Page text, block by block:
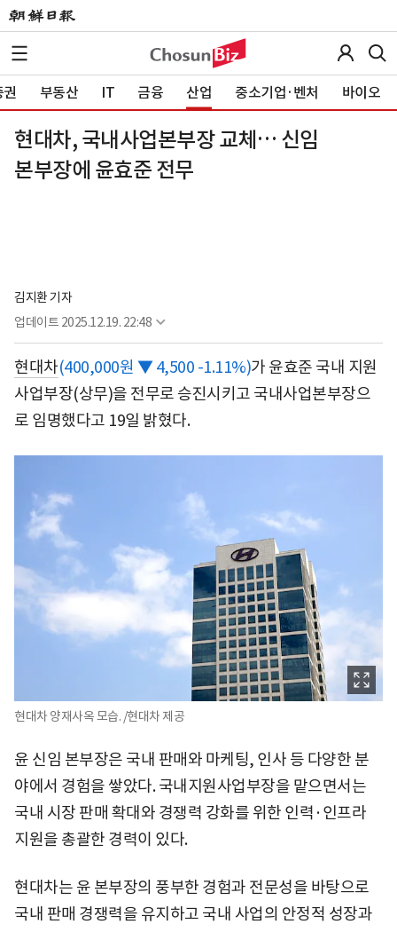
부동산 IT 금융 산업 중소기업·벤처 바이오
현대차, 국내사업본부장 교체… 신임
본부장에 윤효준 전무
김지환 기자
업데이트 2025.12.19. 22:48
현대차(400,000원 ▼ 4,500 -1.11%)가 윤효준 국내 지원
사업부장(상무)을 전무로 승진시키고 국내사업본부장으
로 임명했다고 19일 밝혔다.
현대차 양재사옥 모습. /현대차 제공
윤 신임 본부장은 국내 판매와 마케팅, 인사 등 다양한 분
야에서 경험을 쌓았다. 국내지원사업부장을 맡으면서는
국내 시장 판매 확대와 경쟁력 강화를 위한 인력·인프라
지원을 총괄한 경력이 있다.
현대차는 윤 본부장의 풍부한 경험과 전문성을 바탕으로
국내 판매 경쟁력을 유지하고 국내 사업의 안정적 성장과